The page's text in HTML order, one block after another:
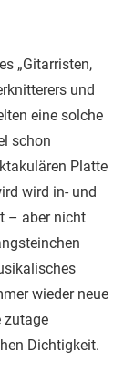
„Gitarristen,
und
eine solche
schon
Platte
wird in- und
– aber nicht
wieder neue
zutage
Dichtigkeit.